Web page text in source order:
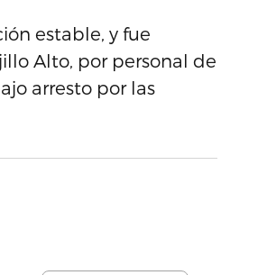
estable, y fue
Alto, por personal de
arresto por las